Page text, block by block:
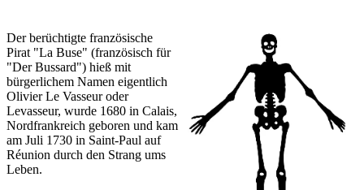
Der berüchtigte französische
Pirat "La Buse" (französisch für
"Der Bussard") hieß mit
bürgerlichem Namen eigentlich
Olivier Le Vasseur oder
Levasseur, wurde 1680 in Calais,
Nordfrankreich geboren und kam
am Juli 1730 in Saint-Paul auf
Réunion durch den Strang ums
Leben.